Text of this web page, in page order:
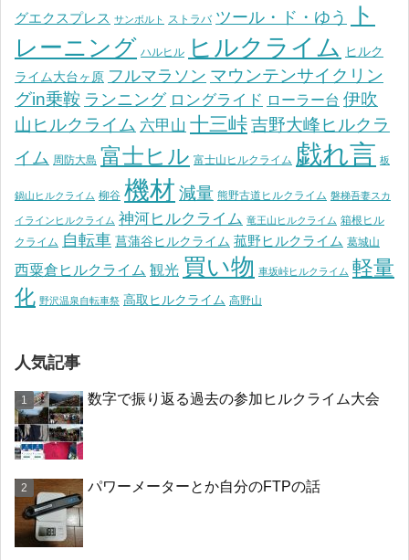
グエクスプレス サンボルト ストラバ ツール・ド・ゆう
ト
レーニング ハルヒル ヒルクライム ヒルク
ライム大台ヶ原 フルマラソン マウンテンサイクリン
グin乗鞍 ランニング ロングライド ローラー台 伊吹
山ヒルクライム 六甲山 十三峠吉野大峰ヒルクラ
イム 周防大島 富士ヒル 富士山ヒルクライム 戯れ言 板
鍋山ヒルクライム 柳谷 機材 減量 熊野古道ヒルクライム 磐梯吾妻スカ
イラインヒルクライム 神河ヒルクライム 竜王山ヒルクライム 箱根ヒル
クライム 自転車 菖蒲谷ヒルクライム 菰野ヒルクライム 葛城山
西粟倉ヒルクライム 観光 買い物 車坂峠ヒルクライム 軽量
化 野沢温泉自転車祭 高取ヒルクライム 高野山
人気記事
数字で振り返る過去の参加ヒルクライム大会
パワーメーターとか自分のFTPの話